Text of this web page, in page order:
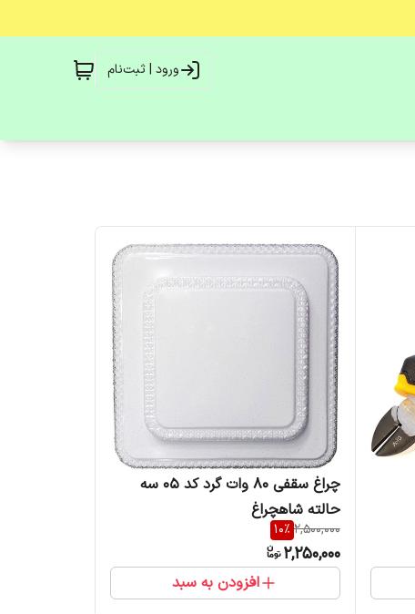
ورود | ثبت‌نام
چراغ سقفی 80 وات گرد کد 05 سه
حالته شاهچراغ
2,500,000
10%
2,250,000
افزودن به سبد